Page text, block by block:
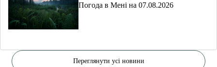
Погода в Мені на 07.08.2026
Переглянути усі новини